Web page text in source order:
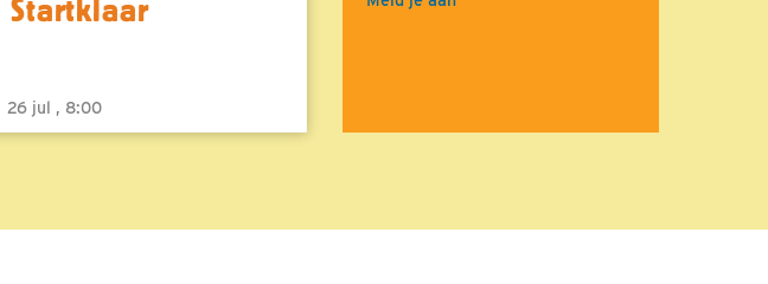
Startklaar
26 jul , 8:00